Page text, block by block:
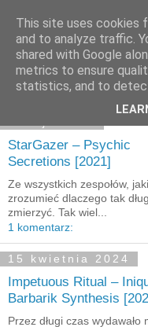
Pokazywanie
StarGazer – Psychic
Secretions [2021]
Ze wszystkich zespołów,
zrozumieć dlaczego tak
zmierzyć. Tak wiel...
1 komentarz:
15 kwietnia 2024
Impetuous Ritual –
Barbarik Synthesis
Przez długi czas
This site uses cookies
and to analyze traffic.
shared with Google
metrics to ensure
statistics, and to